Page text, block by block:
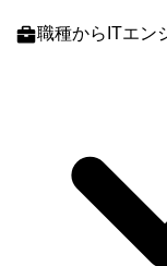
職種からITエン